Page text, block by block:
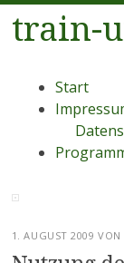
train-
Menü
Zum
Inhalt
Start
1. AUGUST 2009 VON